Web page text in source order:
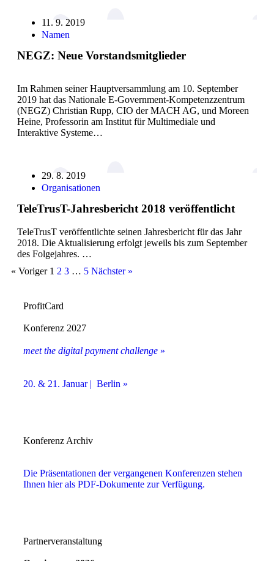
11. 9. 2019
Namen
NEGZ: Neue Vorstandsmitglieder
Im Rahmen seiner Hauptversammlung am 10. September
2019 hat das Nationale E-Government-Kompetenzzentrum
(NEGZ) Christian Rupp, CIO der MACH AG, und Moreen
Heine, Professorin am Institut für Multimediale und
Interaktive Systeme…
29. 8. 2019
Organisationen
TeleTrusT-Jahresbericht 2018 veröffentlicht
TeleTrusT veröffentlichte seinen Jahresbericht für das Jahr
2018. Die Aktualisierung erfolgt jeweils bis zum September
des Folgejahres. …
« Voriger 1 2 3 … 5 Nächster »
ProfitCard
Konferenz 2027
meet the digital payment challenge »
20. & 21. Januar | Berlin »
Konferenz Archiv
Die Präsentationen der vergangenen Konferenzen stehen
Ihnen hier als PDF-Dokumente zur Verfügung.
Partnerveranstaltung